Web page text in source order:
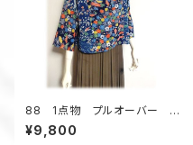
88 1点物 プルオーバー 着
物リメイク ねじりオフタート
ル クロップド丈 カラフル 紺
¥9,800